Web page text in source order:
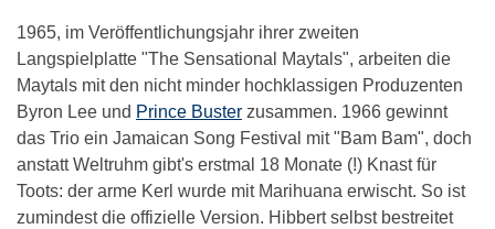
1965, im Veröffentlichungsjahr ihrer zweiten
Langspielplatte "The Sensational Maytals", arbeiten die
Maytals mit den nicht minder hochklassigen Produzenten
Byron Lee und Prince Buster zusammen. 1966 gewinnt
das Trio ein Jamaican Song Festival mit "Bam Bam", doch
anstatt Weltruhm gibt's erstmal 18 Monate (!) Knast für
Toots: der arme Kerl wurde mit Marihuana erwischt. So ist
zumindest die offizielle Version. Hibbert selbst bestreitet